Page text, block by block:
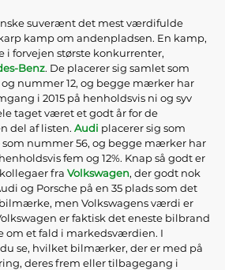
suverænt det mest værdifulde
kamp om andenpladsen. En kamp,
i forvejen største konkurrenter,
Benz. De placerer sig samlet som
og nummer 12, og begge mærker har
i 2015 på henholdsvis ni og syv
taget været et godt år for de
del af listen. Audi placerer sig som
som nummer 56, og begge mærker har
fem og 12%. Knap så godt er
fra Volkswagen, der godt nok
og Porsche på en 35 plads som det
men Volkswagens værdi er
er faktisk det eneste bilbrand
om et fald i markedsværdien. I
se, hvilket bilmærker, der er med på
deres frem eller tilbagegang i